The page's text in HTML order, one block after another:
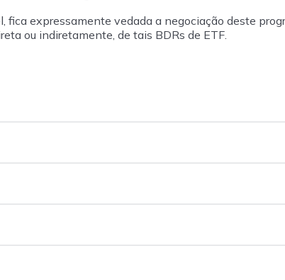
expressamente vedada a negociação deste
ou indiretamente, de tais BDRs de ETF.